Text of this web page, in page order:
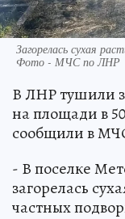
Загорелась сухая
Фото - МЧС по ЛНР
В ЛНР тушили
на площади в
сообщили в
- В поселке
загорелась
частных